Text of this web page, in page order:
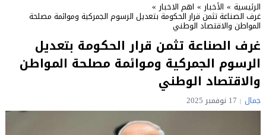
الرئيسية » الأخبار » اهم الاخبار »
غرف الصناعة تثمن قرار الحكومة بتعديل الرسوم الجمركية وموائمة مصلحة
المواطن والاقتصاد الوطني
غرف الصناعة تثمن قرار الحكومة بتعديل
الرسوم الجمركية وموائمة مصلحة المواطن
والاقتصاد الوطني
جمال 17 نوفمبر 2025